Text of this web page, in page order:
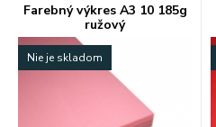
Farebný výkres A3 10 185g
ružový
Nie je skladom